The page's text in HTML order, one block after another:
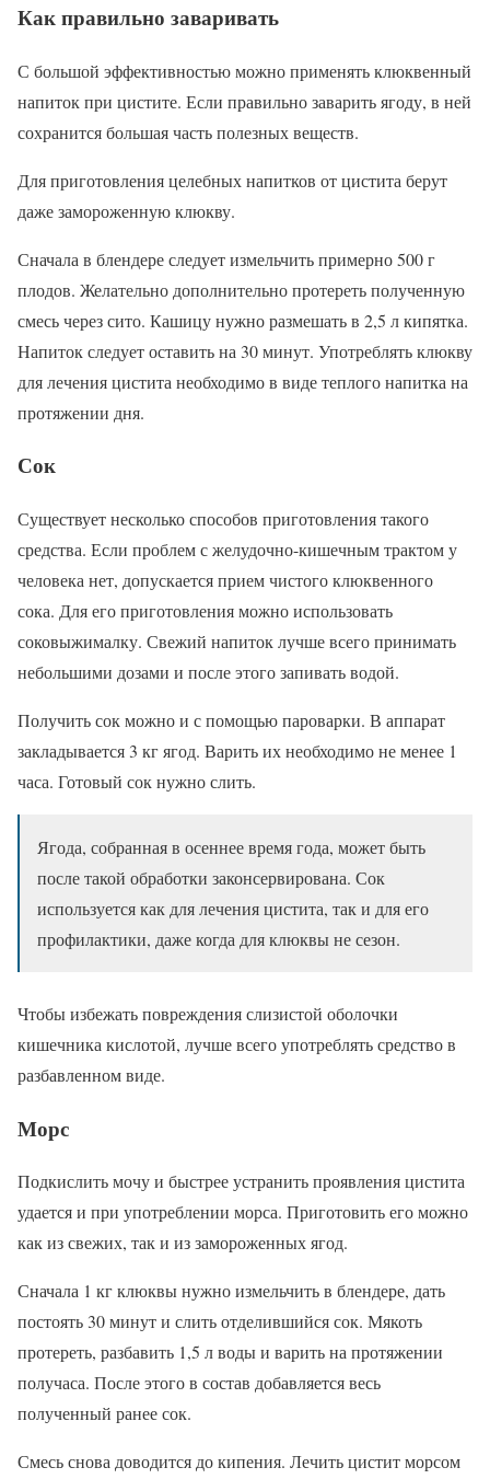
Как правильно заваривать
С большой эффективностью можно применять клюквенный
напиток при цистите. Если правильно заварить ягоду, в ней
сохранится большая часть полезных веществ.
Для приготовления целебных напитков от цистита берут
даже замороженную клюкву.
Сначала в блендере следует измельчить примерно 500 г
плодов. Желательно дополнительно протереть полученную
смесь через сито. Кашицу нужно размешать в 2,5 л кипятка.
Напиток следует оставить на 30 минут. Употреблять клюкву
для лечения цистита необходимо в виде теплого напитка на
протяжении дня.
Сок
Существует несколько способов приготовления такого
средства. Если проблем с желудочно-кишечным трактом у
человека нет, допускается прием чистого клюквенного
сока. Для его приготовления можно использовать
соковыжималку. Свежий напиток лучше всего принимать
небольшими дозами и после этого запивать водой.
Получить сок можно и с помощью пароварки. В аппарат
закладывается 3 кг ягод. Варить их необходимо не менее 1
часа. Готовый сок нужно слить.
Ягода, собранная в осеннее время года, может быть
после такой обработки законсервирована. Сок
используется как для лечения цистита, так и для его
профилактики, даже когда для клюквы не сезон.
Чтобы избежать повреждения слизистой оболочки
кишечника кислотой, лучше всего употреблять средство в
разбавленном виде.
Морс
Подкислить мочу и быстрее устранить проявления цистита
удается и при употреблении морса. Приготовить его можно
как из свежих, так и из замороженных ягод.
Сначала 1 кг клюквы нужно измельчить в блендере, дать
постоять 30 минут и слить отделившийся сок. Мякоть
протереть, разбавить 1,5 л воды и варить на протяжении
получаса. После этого в состав добавляется весь
полученный ранее сок.
Смесь снова доводится до кипения. Лечить цистит морсом